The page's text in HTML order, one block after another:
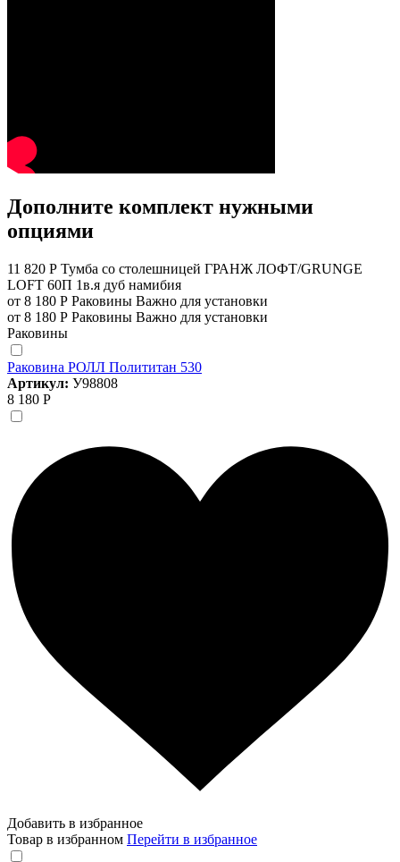
Дополните комплект нужными
опциями
11 820 Р Тумба со столешницей ГРАНЖ ЛОФТ/GRUNGE
LOFT 60П 1в.я дуб намибия
от 8 180 Р Раковины Важно для установки
от 8 180 Р Раковины Важно для установки
Раковины
Раковина РОЛЛ Полититан 530
Артикул: У98808
8 180 Р
Добавить в избранное
Товар в избранном Перейти в избранное